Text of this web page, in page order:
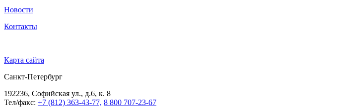
Новости
Контакты
Карта сайта
Санкт-Петербург
192236, Софийская ул., д.6, к. 8
Тел/факс: +7 (812) 363-43-77, 8 800 707-23-67